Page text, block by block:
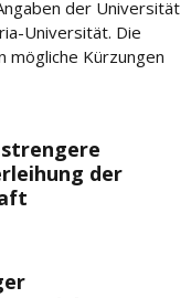
der Universität
Universität. Die
mögliche Kürzungen
der